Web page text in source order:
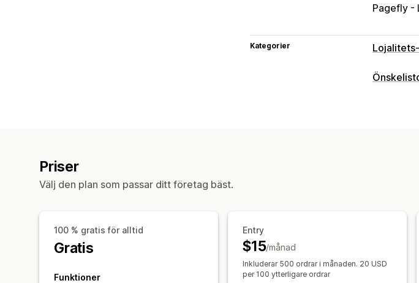
Pagefly -
Kategorier
Priser
Välj den plan som passar ditt företag bäst.
100 % gratis för alltid
Gratis
Funktioner
Entry
$15/månad
Inkluderar 500 ordrar i månaden. 20 USD
per 100 ytterligare ordrar